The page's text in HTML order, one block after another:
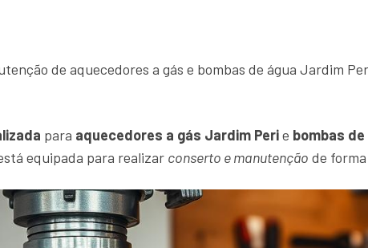
de aquecedores a gás e bombas de água Jardim
para aquecedores a gás Jardim Perie bombas
equipada para realizar conserto e manutenção de